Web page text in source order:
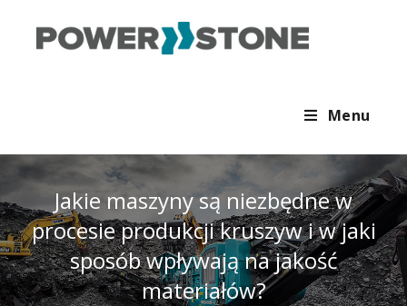
Menu
Jakie maszyny są niezbędne w
procesie produkcji kruszyw i w jaki
sposób wpływają na jakość
materiałów?